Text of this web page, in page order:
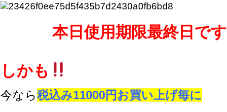
本日使用期限最終日です
しかも
今なら税込み11000円お買い上げ毎に